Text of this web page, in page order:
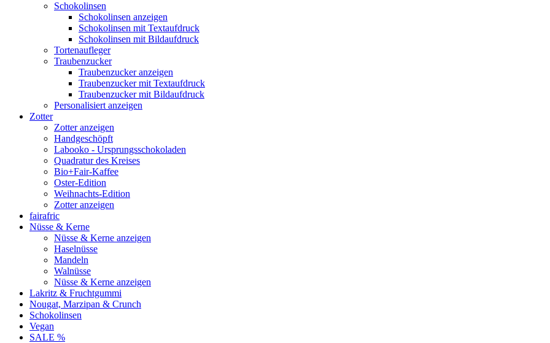
Schokolinsen
Schokolinsen anzeigen
Schokolinsen mit Textaufdruck
Schokolinsen mit Bildaufdruck
Tortenaufleger
Traubenzucker
Traubenzucker anzeigen
Traubenzucker mit Textaufdruck
Traubenzucker mit Bildaufdruck
Personalisiert anzeigen
Zotter
Zotter anzeigen
Handgeschöpft
Labooko - Ursprungsschokoladen
Quadratur des Kreises
Bio+Fair-Kaffee
Oster-Edition
Weihnachts-Edition
Zotter anzeigen
fairafric
Nüsse & Kerne
Nüsse & Kerne anzeigen
Haselnüsse
Mandeln
Walnüsse
Nüsse & Kerne anzeigen
Lakritz & Fruchtgummi
Nougat, Marzipan & Crunch
Schokolinsen
Vegan
SALE %